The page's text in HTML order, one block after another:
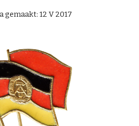
gemaakt: 12 V 2017